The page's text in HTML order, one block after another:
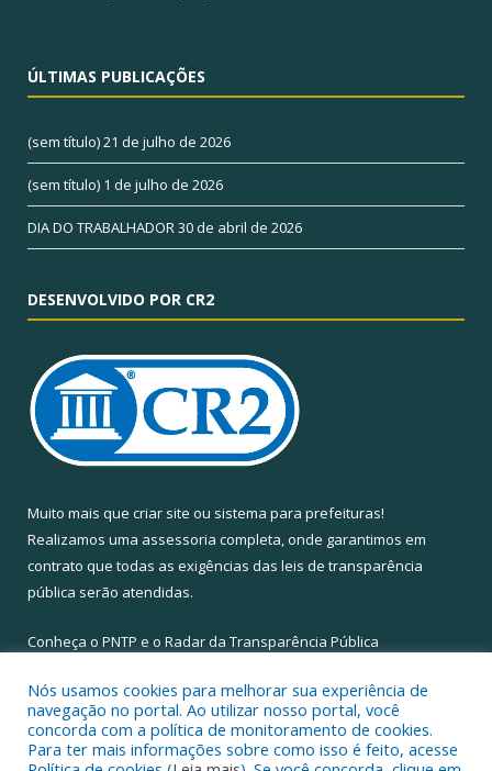
ÚLTIMAS PUBLICAÇÕES
(sem título)21 de julho de 2026
(sem título) 1 de julho de 2026
DIA DO TRABALHADOR30 de abril de 2026
DESENVOLVIDO POR CR2
Muito mais que criar site ou sistema para prefeituras!
Realizamos uma assessoria completa, onde garantimos em
contrato que todas as exigências das leis de transparência
pública serão atendidas.
Conheça o PNTP e o Radar da Transparência Pública
Todos os direitos reservados a Câmara Municipal de Santa Maria
Nós usamos cookies para melhorar sua experiência de
navegação no portal. Ao utilizar nosso portal, você
concorda com a política de monitoramento de cookies.
Para ter mais informações sobre como isso é feito, acesse